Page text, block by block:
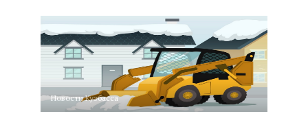
Новости Кузбасса